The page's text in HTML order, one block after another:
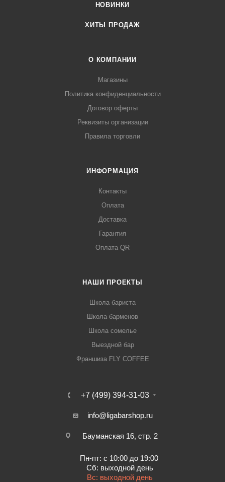
НОВИНКИ
ХИТЫ ПРОДАЖ
О КОМПАНИИ
Магазины
Политика конфиденциальности
Договор оферты
Реквизиты организации
Правила торговли
ИНФОРМАЦИЯ
Контакты
Оплата
Доставка
Гарантия
Оплата QR
НАШИ ПРОЕКТЫ
Школа бариста
Школа барменов
Школа сомелье
Выездной бар
Франшиза FLY COFFEE
+7 (499) 394-31-03
info@ligabarshop.ru
Бауманская 16, стр. 2
Пн-пт: с 10:00 до 19:00
Сб: выходной день
Вс: выходной день